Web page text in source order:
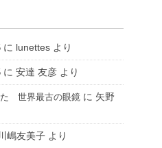
に lunettes より
に 安達 友彦 より
た 世界最古の眼鏡 に 矢野
川嶋友美子 より